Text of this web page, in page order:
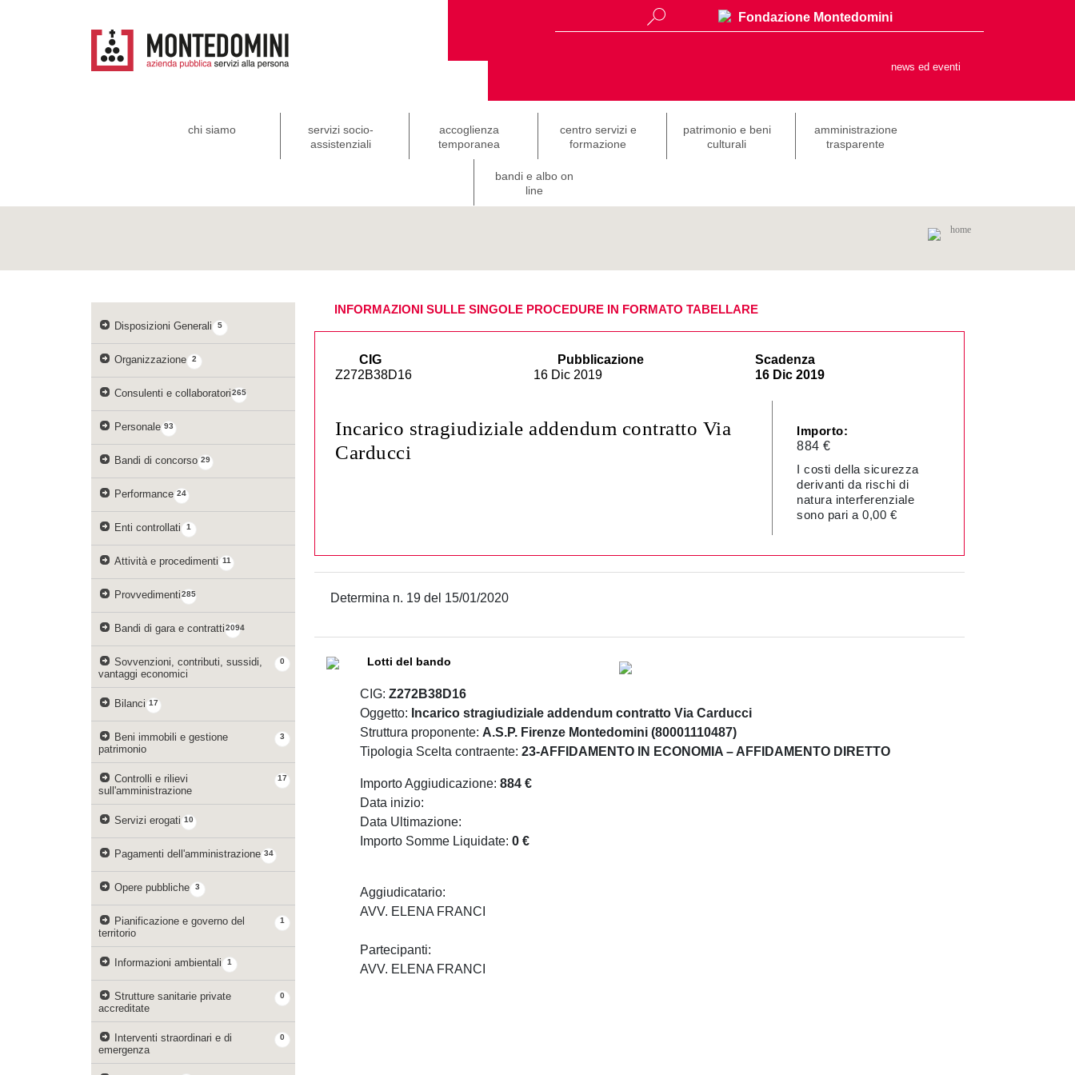
Fondazione Montedomini
news ed eventi
chi siamo
servizi socio-
assistenziali
accoglienza
temporanea
centro servizi e
formazione
patrimonio e beni
culturali
amministrazione
trasparente
bandi e albo on
line
home
5
Disposizioni Generali
2
Organizzazione
265
Consulenti e collaboratori
93
Personale
29
Bandi di concorso
24
Performance
1
Enti controllati
11
Attività e procedimenti
285
Provvedimenti
2094
Bandi di gara e contratti
0
Sovvenzioni, contributi, sussidi,
vantaggi economici
17
Bilanci
3
Beni immobili e gestione
patrimonio
17
Controlli e rilievi
sull'amministrazione
10
Servizi erogati
34
Pagamenti dell'amministrazione
3
Opere pubbliche
1
Pianificazione e governo del
territorio
1
Informazioni ambientali
0
Strutture sanitarie private
accreditate
0
Interventi straordinari e di
emergenza
INFORMAZIONI SULLE SINGOLE PROCEDURE IN FORMATO TABELLARE
CIG
Z272B38D16
Pubblicazione
16 Dic 2019
Scadenza
16 Dic 2019
Incarico stragiudiziale addendum contratto Via
Carducci
Importo:
884 €
I costi della sicurezza
derivanti da rischi di
natura interferenziale
sono pari a 0,00 €
Determina n. 19 del 15/01/2020
Lotti del bando
CIG: Z272B38D16
Oggetto: Incarico stragiudiziale addendum contratto Via Carducci
Struttura proponente: A.S.P. Firenze Montedomini (80001110487)
Tipologia Scelta contraente: 23-AFFIDAMENTO IN ECONOMIA – AFFIDAMENTO DIRETTO
Importo Aggiudicazione: 884 €
Data inizio:
Data Ultimazione:
Importo Somme Liquidate: 0 €
Aggiudicatario:
AVV. ELENA FRANCI
Partecipanti:
AVV. ELENA FRANCI